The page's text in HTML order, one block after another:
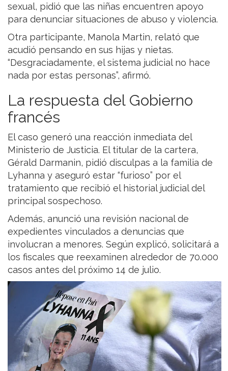
sexual, pidió que las niñas encuentren apoyo
para denunciar situaciones de abuso y violencia.
Otra participante, Manola Martin, relató que
acudió pensando en sus hijas y nietas.
“Desgraciadamente, el sistema judicial no hace
nada por estas personas”, afirmó.
La respuesta del Gobierno
francés
El caso generó una reacción inmediata del
Ministerio de Justicia. El titular de la cartera,
Gérald Darmanin, pidió disculpas a la familia de
Lyhanna y aseguró estar “furioso” por el
tratamiento que recibió el historial judicial del
principal sospechoso.
Además, anunció una revisión nacional de
expedientes vinculados a denuncias que
involucran a menores. Según explicó, solicitará a
los fiscales que reexaminen alrededor de 70.000
casos antes del próximo 14 de julio.